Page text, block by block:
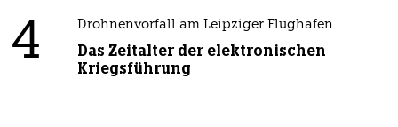
4 Drohnenvorfall am Leipziger Flughafen
Das Zeitalter der elektronischen
Kriegsführung